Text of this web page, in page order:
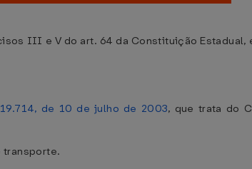
III e V do art. 64 da Constituição Estadual,
de 10 de julho de 2003, que trata do
transporte.